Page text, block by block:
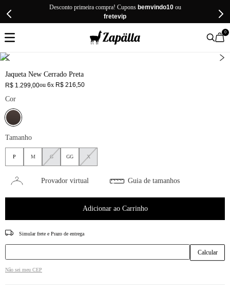
Desconto primeira compra! Cupons bemvindo10ou
fretevip
0
Jaqueta New Cerrado Preta
R$ 1.299,00ou 6x R$ 216,50
Cor
Tamanho
P M G GG X
Provador virtual Guia de tamanhos
Adicionar ao Carrinho
CEP
Não sei meu CEP